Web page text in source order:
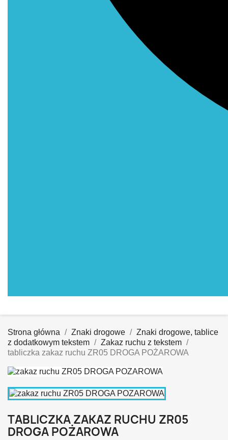
Strona główna Znaki drogowe
Znaki drogowe, tablice
z dodatkowym tekstem
Zakaz ruchu z tekstem
tabliczka zakaz ruchu ZR05 DROGA POŻAROWA
TABLICZKA ZAKAZ RUCHU ZR05
DROGA POŻAROWA